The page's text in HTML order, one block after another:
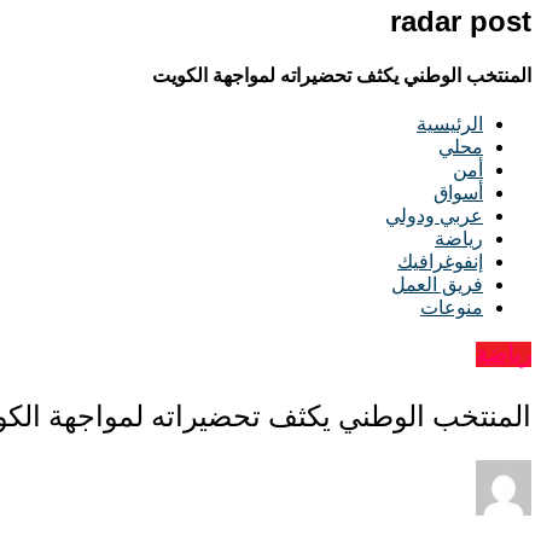
radar post
المنتخب الوطني يكثف تحضيراته لمواجهة الكويت
الرئيسية
محلي
أمن
أسواق
عربي ودولي
رياضة
إنفوغرافيك
فريق العمل
منوعات
رياضة
المنتخب الوطني يكثف تحضيراته لمواجهة